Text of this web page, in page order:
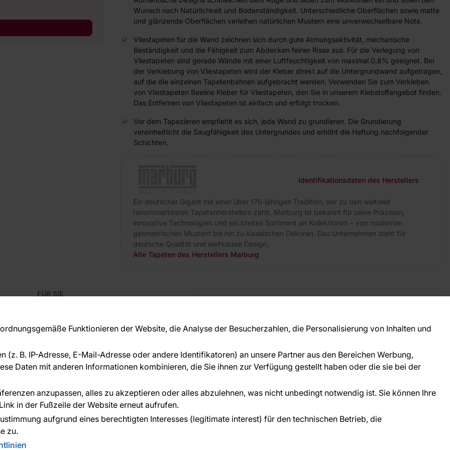
Funktionieren der Website, die Analyse der Besucherzahlen, die Personalisierung von Inhalten und
B. IP-Adresse, E-Mail-Adresse oder andere Identifikatoren) an unsere Partner aus den Bereichen Werbung,
Daten mit anderen Informationen kombinieren, die Sie ihnen zur Verfügung gestellt haben oder die sie bei der
anzupassen, alles zu akzeptieren oder alles abzulehnen, was nicht unbedingt notwendig ist. Sie können Ihre
in der Fußzeile der Website erneut aufrufen.
aufgrund eines berechtigten Interesses (legitimate interest) für den technischen Betrieb, die
zu.
Wunsch nach Natürlichkeit und Bodenständigkeit. Unterschiedliche Oberflächen sowie matte
und glänzende Oberflächen verleihen natürlichen Mustern eine unverwechselbare Note.
Vliestapeten für die Wand zeichnen sich durch gute Atmungsaktivität, mechanische
Beständigkeit und die Fähigkeit zum Abdecken feiner Risse aus. Für die Verlegung von
Vliestapeten sind gerade Wände mit einer Luftfeuchtigkeit von maximal 0,8% geeignet. Bei
der Verklebung von Vliestapeten wird der Kleber direkt auf die Untergrundwand aufgetragen,
auf die die einzelnen Tapetenbahnen aufgebracht werden. Verwenden Sie zum Verkleben
von Vliestapeten Beeline Kleber für Vliestapeten, den Sie in unserem Klebstoffangebot finden.
Das Entfernen von Vliestapeten ist einfach und erfolgt trocken.
Vor dem Tapezieren empfiehlt es sich, jede Wand zu grundieren. Die Grundierung
vereinheitlicht die Saugfähigkeit des Untergrundes und erhöht die Haftung nachfolgender
Schichten.
Identifikationsdaten des Herstellers
Ein deutscher Gigant mit einer über 170-jährigen Tradition, der zu den weltweit
renommiertesten Tapetenherstellern zählt. Marburg ist bekannt für seine Präzision,
innovative Technologien und ein breites Sortiment an Kollektionen – von modernen
geometrischen Mustern bis hin zu klassischen Dekoren. Das Unternehmen steht für
deutsche Qualität und weltklasse Design.
Alle Tapeten des Herstellers Marburg
FÜR SIE
EU-Projekte
Ratschläge und Tipps
ÜBER DAS UNTERNEHMEN
beraten Sie persönlich.
service@tapeteneshop.de
geleistet von: